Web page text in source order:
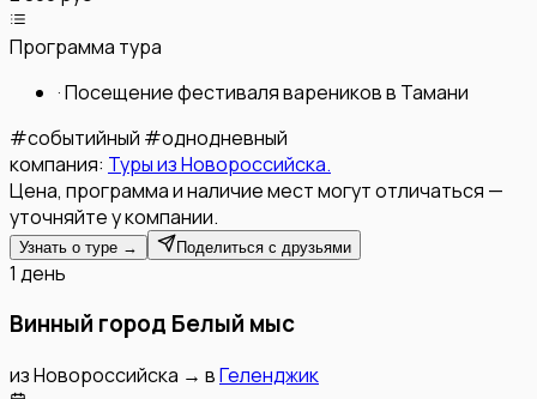
Программа тура
·Посещение фестиваля вареников в Тамани
#событийный #однодневный
компания: Туры из Новороссийска.
Цена, программа и наличие мест могут отличаться —
уточняйте у компании.
Узнать о туре → Поделиться с друзьями
1 день
Винный город Белый мыс
изНовороссийска → вГеленджик